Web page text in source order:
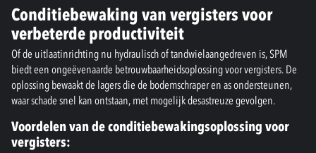
Conditiebewaking van vergisters voor
verbeterde productiviteit
Of de uitlaatinrichting nu hydraulisch of tandwielaangedreven is, SPM
biedt een ongeëvenaarde betrouwbaarheidsoplossing voor vergisters. De
oplossing bewaakt de lagers die de bodemschraper en as ondersteunen,
waar schade snel kan ontstaan, met mogelijk desastreuze gevolgen.
Voordelen van de conditiebewakingsoplossing voor
vergisters: